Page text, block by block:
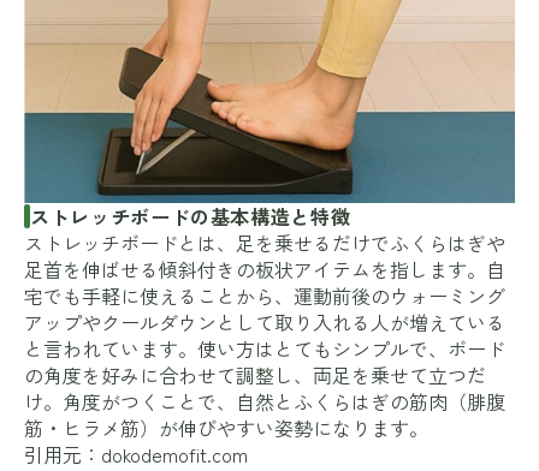
ストレッチボードの基本構造と特徴
ストレッチボードとは、足を乗せるだけでふくらはぎや
足首を伸ばせる傾斜付きの板状アイテムを指します。自
宅でも手軽に使えることから、運動前後のウォーミング
アップやクールダウンとして取り入れる人が増えている
と言われています。使い方はとてもシンプルで、ボード
の角度を好みに合わせて調整し、両足を乗せて立つだ
け。角度がつくことで、自然とふくらはぎの筋肉（腓腹
筋・ヒラメ筋）が伸びやすい姿勢になります。
引用元： dokodemofit.com